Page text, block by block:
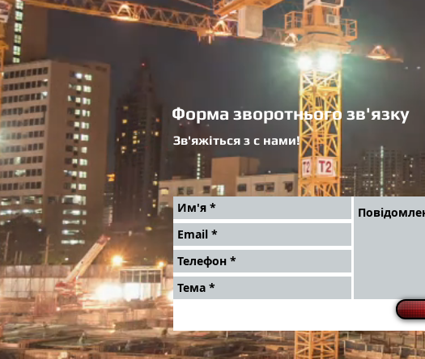
Форма зворотнього зв'язку
Зв'яжіться з с нами!